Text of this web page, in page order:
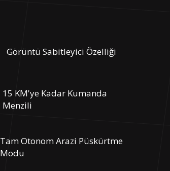
Görüntü Sabitleyici Özelliği
15 KM'ye Kadar Kumanda
Menzili
Tam Otonom Arazi Püskürtme
Modu